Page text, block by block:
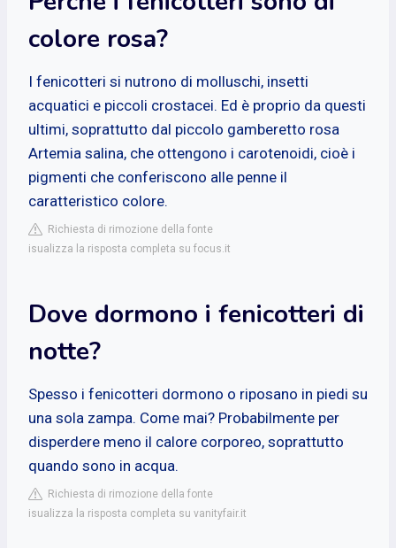
colore rosa?
I fenicotteri si nutrono di molluschi, insetti
acquatici e piccoli crostacei. Ed è proprio da questi
ultimi, soprattutto dal piccolo gamberetto rosa
Artemia salina, che ottengono i carotenoidi, cioè i
pigmenti che conferiscono alle penne il
caratteristico colore.
Richiesta di rimozione della fonte
isualizza la risposta completa su focus.it
Dove dormono i fenicotteri di
notte?
Spesso i fenicotteri dormono o riposano in piedi su
una sola zampa. Come mai? Probabilmente per
disperdere meno il calore corporeo, soprattutto
quando sono in acqua.
Richiesta di rimozione della fonte
isualizza la risposta completa su vanityfair.it